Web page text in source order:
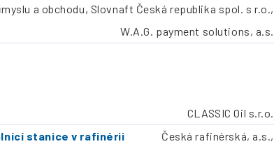
a obchodu, Slovnaft Česká republika spol. s r.o.,
W.A.G. payment solutions, a.s.
CLASSIC Oil s.r.o.
stanice v rafinérii
Česká rafinérská, a.s.,